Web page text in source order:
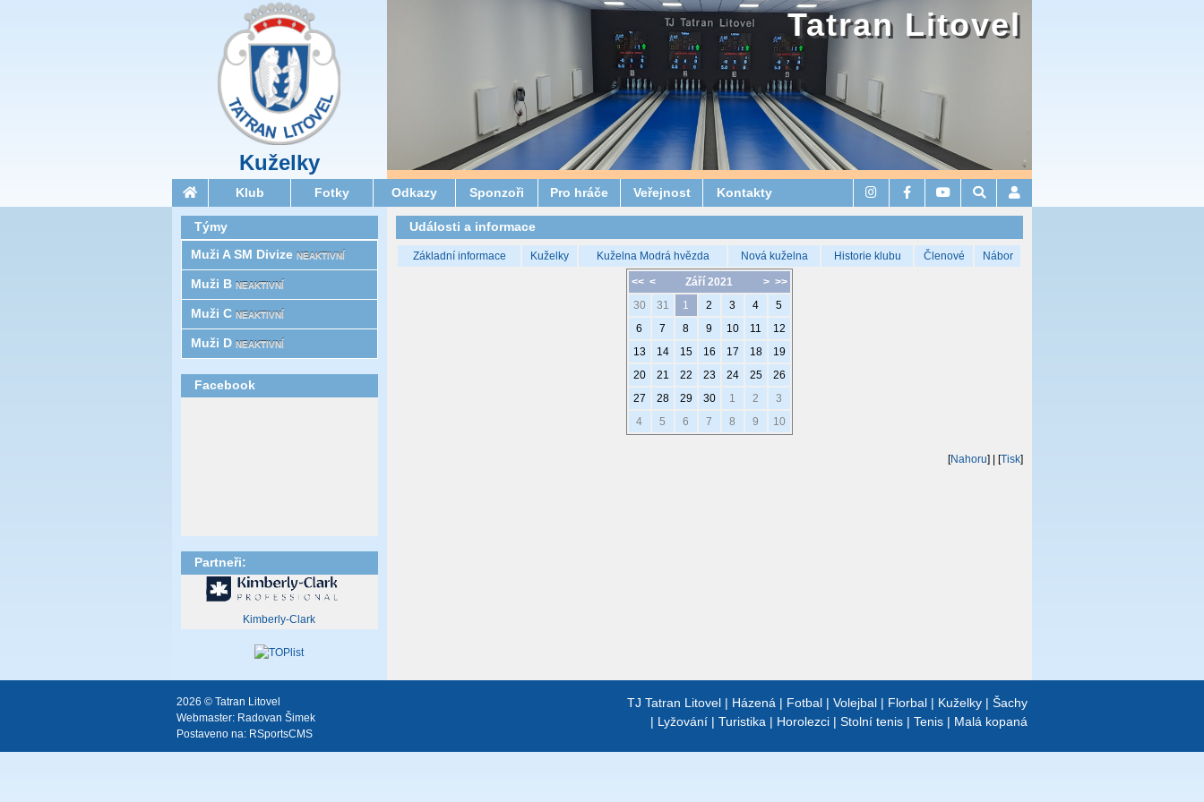
Kuželky
Tatran Litovel
Klub Fotky Odkazy Sponzoři Pro hráče Veřejnost Kontakty
Události a informace
Základní informace Kuželky Kuželna Modrá hvězda Nová kuželna Historie klubu Členové Nábor
<< < > >>
Září 2021
30
31 1 2 3 4
5
6
7 8 9 10 11
12
13
14 15 16 17 18
19
20
21 22 23 24 25
26
27
28 29 30 1 2
3
4
5 6 7 8 9 10
[Nahoru] | [Tisk]
Týmy
Muži A SM Divize NEAKTIVNÍ
Muži B NEAKTIVNÍ
Muži C NEAKTIVNÍ
Muži D NEAKTIVNÍ
Facebook
Partneři:
Kimberly-Clark
TJ Tatran Litovel | Házená | Fotbal | Volejbal | Florbal | Kuželky | Šachy
| Lyžování | Turistika | Horolezci | Stolní tenis | Tenis | Malá kopaná
2026 © Tatran Litovel
Webmaster: Radovan Šimek
Postaveno na: RSportsCMS